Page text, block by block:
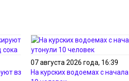
взрывчатку
07 августа 2026 года, 16:39
На курских водоемах с